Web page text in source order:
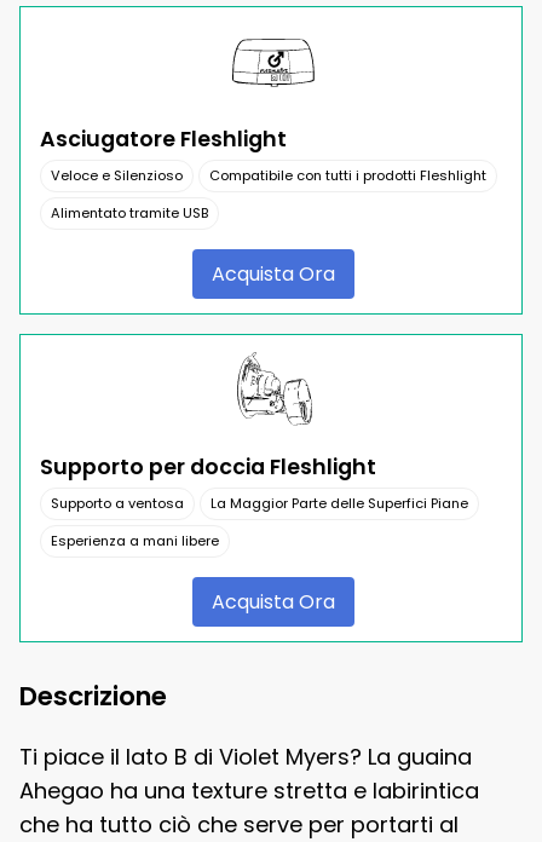
Asciugatore Fleshlight
Veloce e Silenzioso
Compatibile con tutti i prodotti Fleshlight
Alimentato tramite USB
Acquista Ora
Supporto per doccia Fleshlight
Supporto a ventosa
La Maggior Parte delle Superfici Piane
Esperienza a mani libere
Acquista Ora
Descrizione
Ti piace il lato B di Violet Myers? La guaina
Ahegao ha una texture stretta e labirintica
che ha tutto ciò che serve per portarti al